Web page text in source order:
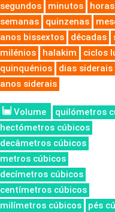
segundos
minutos horas
semanas
quinzenas
anos bissextos
décadas
milénios
halakim
ciclos
quinquénios
dias siderais
anos siderais
Volume
quilómetros
hectómetros cúbicos
decâmetros cúbicos
metros cúbicos
decímetros cúbicos
centímetros cúbicos
milímetros cúbicos
pés